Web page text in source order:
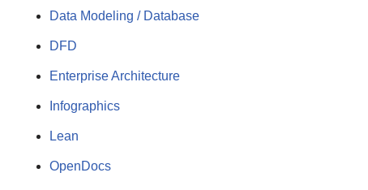
Data Modeling / Database
DFD
Enterprise Architecture
Infographics
Lean
OpenDocs